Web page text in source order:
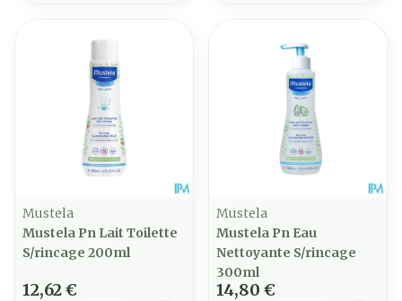
Mustela
Mustela Pn Lait Toilette
S/rincage 200ml
12,62 €
Mustela
Mustela Pn Eau
Nettoyante S/rincage
300ml
14,80 €